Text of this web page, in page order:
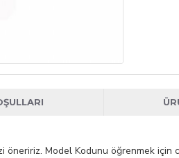
Model Kodunu öğrenmek için